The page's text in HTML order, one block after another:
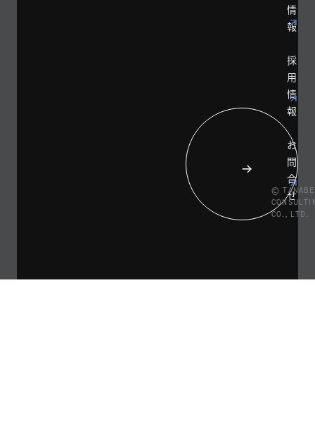
情
報
採
用
情
報
お
問
合
せ
© TANABE
CO., LTD.